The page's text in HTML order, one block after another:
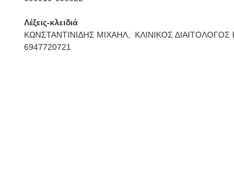
Λέξεις-κλειδιά
ΚΩΝΣΤΑΝΤΙΝΙΔΗΣ ΜΙΧΑΗΛ,
ΚΛΙΝΙΚΟΣ ΔΙΑΙΤΟΛΟΓΟΣ
6947720721